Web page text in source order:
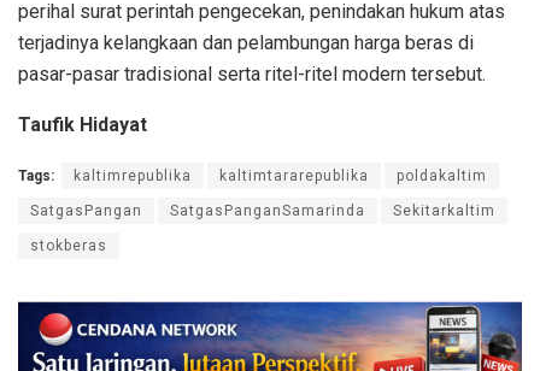
perihal surat perintah pengecekan, penindakan hukum atas
terjadinya kelangkaan dan pelambungan harga beras di
pasar-pasar tradisional serta ritel-ritel modern tersebut.
Taufik Hidayat
Tags: kaltimrepublika kaltimtararepublika poldakaltim
SatgasPangan SatgasPanganSamarinda Sekitarkaltim
stokberas